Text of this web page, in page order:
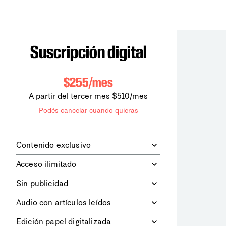
Suscripción digital
$255/mes
A partir del tercer mes $510/mes
Podés cancelar cuando quieras
Contenido exclusivo
digitales dela diaria
los contenidos de Le Monde
diplomatique.
Acceso ilimitado
contenidos.
Sin publicidad
publicitarios.
Audio con artículos leídos
Edición papel digitalizada